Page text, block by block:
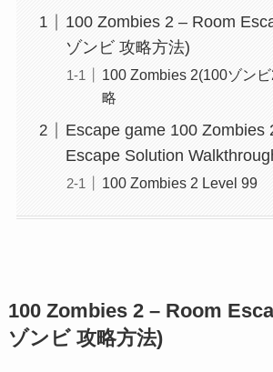
100 Zombies 2 – Room
ゾンビ 攻略方法)
100 Zombies 2(100ゾン
略
Escape game 100 Zombies
Escape Solution
100 Zombies 2 Level 99
100 Zombies 2 – Room
ゾンビ 攻略方法)